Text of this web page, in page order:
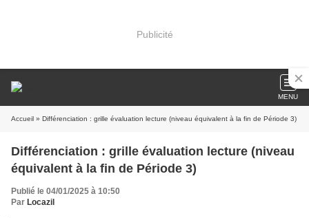
Publicité
MENU
Accueil » Différenciation : grille évaluation lecture (niveau équivalent à la fin de Période 3)
Différenciation : grille évaluation lecture (niveau
équivalent à la fin de Période 3)
Publié le 04/01/2025 à 10:50
Par Locazil